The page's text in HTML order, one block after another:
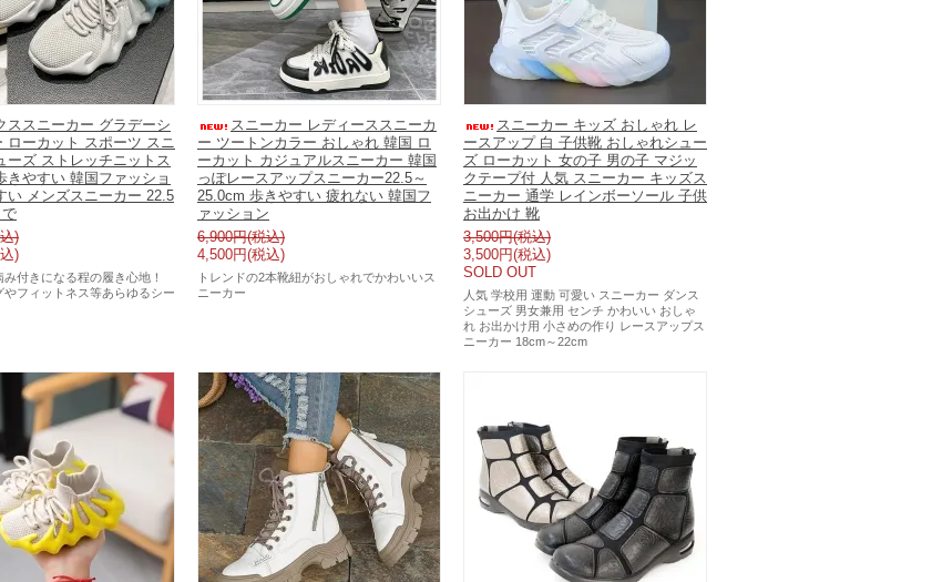
ススニーカー グラデーシ
ローカット スポーツ スニ
ーズ ストレッチニットス
きやすい 韓国ファッショ
い メンズスニーカー 22.5
)
)
付きになる程の履き心地！
やフィットネス等あらゆるシー
スニーカー レディーススニーカ
ー ツートンカラー おしゃれ 韓国 ロ
ーカット カジュアルスニーカー 韓国
っぽレースアップスニーカー22.5～
25.0cm 歩きやすい 疲れない 韓国フ
ァッション
6,900円(税込)
4,500円(税込)
トレンドの2本靴紐がおしゃれでかわいいス
ニーカー
スニーカー キッズ おしゃれ レ
ースアップ 白 子供靴 おしゃれシュー
ズ ローカット 女の子 男の子 マジッ
クテープ付 人気 スニーカー キッズス
ニーカー 通学 レインボーソール 子供
お出かけ 靴
3,500円(税込)
3,500円(税込)
SOLD OUT
人気 学校用 運動 可愛い スニーカー ダンス
シューズ 男女兼用 センチ かわいい おしゃ
れ お出かけ用 小さめの作り レースアップス
ニーカー 18cm～22cm